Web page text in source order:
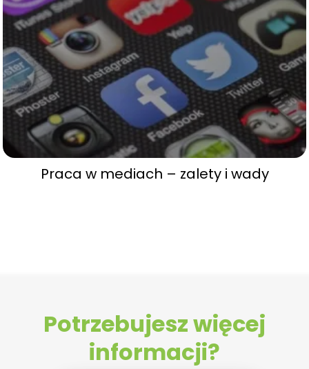
Praca w mediach – zalety i wady
Potrzebujesz więcej
informacji?